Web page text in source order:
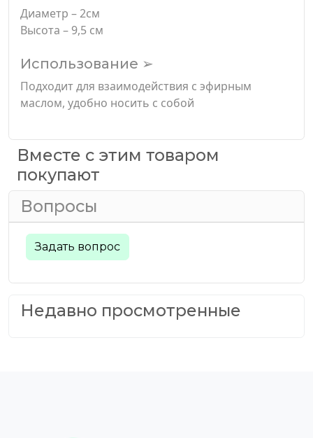
Диаметр – 2см
Высота – 9,5 см
Использование ➢
Подходит для взаимодействия с эфирным
маслом, удобно носить с собой
Вместе с этим товаром
покупают
Вопросы
Задать вопрос
Недавно просмотренные